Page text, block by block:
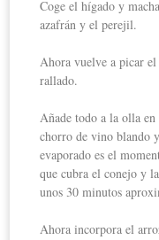
Coge el hígado y
azafrán y el perejil.
Ahora vuelve a picar
rallado.
Añade todo a la olla
chorro de vino blando
evaporado es el
que cubra el conejo y
unos 30 minutos
Ahora incorpora el